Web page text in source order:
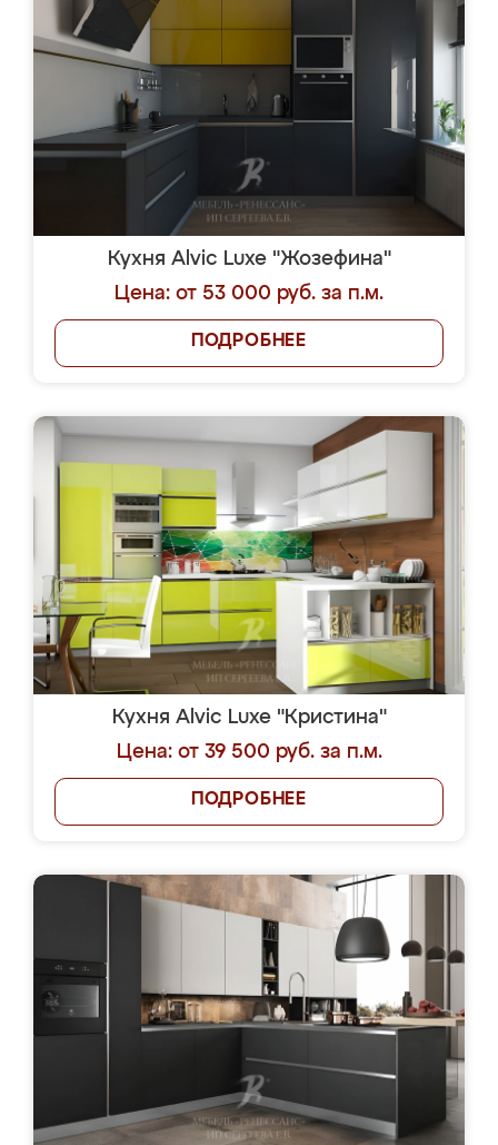
Кухня Alvic Luxe "Жозефина"
Цена: от 53 000 руб. за п.м.
ПОДРОБНЕЕ
Кухня Alvic Luxe "Кристина"
Цена: от 39 500 руб. за п.м.
ПОДРОБНЕЕ